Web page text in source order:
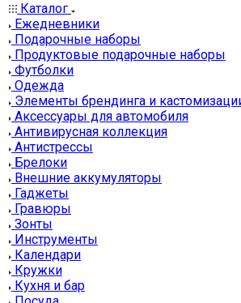
Каталог
Ежедневники
Подарочные наборы
Продуктовые подарочные наборы
Футболки
Одежда
Элементы брендинга и
Аксессуары для автомобиля
Антивирусная коллекция
Антистрессы
Брелоки
Внешние аккумуляторы
Гаджеты
Гравюры
Зонты
Инструменты
Календари
Кружки
Кухня и бар